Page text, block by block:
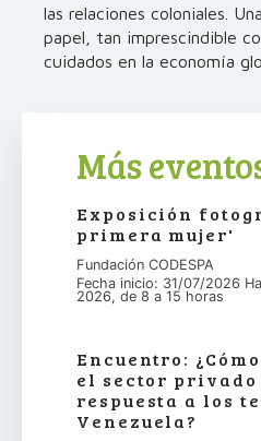
las relaciones coloniales.
papel, tan imprescindible
cuidados en la economía
Más
Exposición
primera mujer'
Fundación CODESPA
Fecha inicio: 31/07/2026
2026, de 8 a 15 horas
Encuentro:
el sector privado
respuesta a los
Venezuela?